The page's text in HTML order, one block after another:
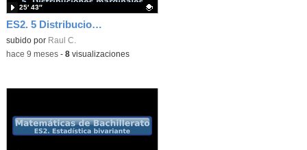
ES2. 5 Distribuciones marginales. Ejercicios 5-7 resueltos
Contenido educativo.
subido por Raul C.
25′ 43″
-hace 9 meses- 8visualizaciones